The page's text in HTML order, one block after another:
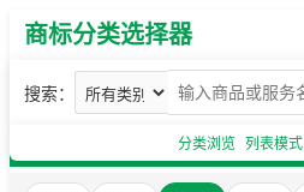
商标分类选择器
搜索：
分类浏览 列表模式